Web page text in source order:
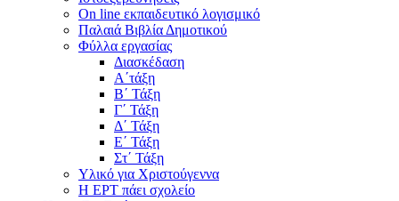
On line εκπαιδευτικό λογισμικό
Παλαιά Βιβλία Δημοτικού
Φύλλα εργασίας
Διασκέδαση
Α΄τάξη
Β΄ Τάξη
Γ΄ Τάξη
Δ΄ Τάξη
Ε΄ Τάξη
Στ΄ Τάξη
Υλικό για Χριστούγεννα
Η ΕΡΤ πάει σχολείο